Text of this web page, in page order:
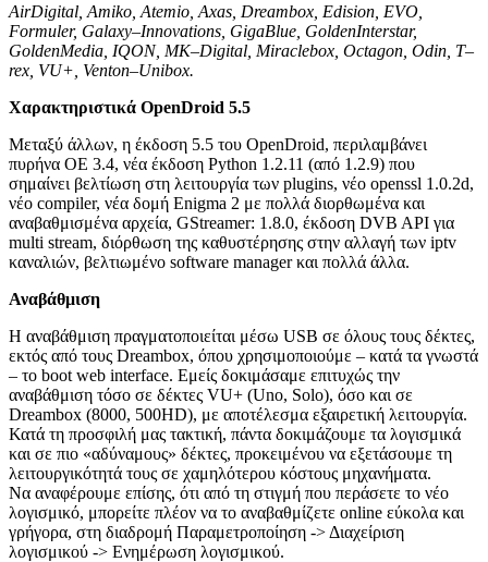
AirDigital Amiko Atemio Axas Dreambox Edision EVO
Formuler, Galaxy–Innovations GigaBlue GoldenInterstar,
GoldenMedia IQON, MK–Digital Miraclebox Octagon Odin T–
rex VU+, Venton–Unibox.
Χαρακτηριστικά OpenDroid 5.5
Μεταξύ άλλων, η έκδοση 5.5 του OpenDroid, περιλαμβάνει
πυρήνα ΟΕ 3.4, νέα έκδοση Python 1.2.11 (από 1.2.9) που
σημαίνει βελτίωση στη λειτουργία των plugins, νέο openssl 1.0.2d,
νέο compiler, νέα δομή Enigma 2 με πολλά διορθωμένα και
αναβαθμισμένα αρχεία, GStreamer: 1.8.0, έκδοση DVB API για
multi stream, διόρθωση της καθυστέρησης στην αλλαγή των iptv
καναλιών, βελτιωμένο software manager και πολλά άλλα.
Αναβάθμιση
Η αναβάθμιση πραγματοποιείται μέσω USB σε όλους τους δέκτες,
εκτός από τους Dreambox, όπου χρησιμοποιούμε – κατά τα γνωστά
– το boot web interface. Εμείς δοκιμάσαμε επιτυχώς την
αναβάθμιση τόσο σε δέκτες VU+ (Uno, Solo), όσο και σε
Dreambox (8000, 500HD), με αποτέλεσμα εξαιρετική λειτουργία.
Κατά τη προσφιλή μας τακτική, πάντα δοκιμάζουμε τα λογισμικά
και σε πιο «αδύναμους» δέκτες, προκειμένου να εξετάσουμε τη
λειτουργικότητά τους σε χαμηλότερου κόστους μηχανήματα.
Να αναφέρουμε επίσης, ότι από τη στιγμή που περάσετε το νέο
λογισμικό, μπορείτε πλέον να το αναβαθμίζετε online εύκολα και
γρήγορα, στη διαδρομή Παραμετροποίηση -> Διαχείριση
λογισμικού -> Ενημέρωση λογισμικού.